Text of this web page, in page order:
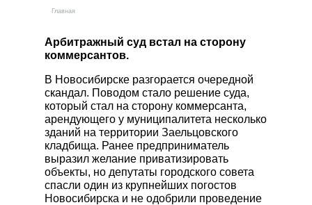
Новости
Учебный центр
Вакансии
Электронный паспорт захоронения
Личный кабинет
Заказать услугу
Вы здесь
Главная
Кремация
Залы прощания
Поминальные трапезные
Автотранспорт предприятия
Уход за местами захоронений
Прижизненный договор
КАТАЛОГ РИТУАЛЬНЫХ
ПРИНАДЛЕЖНОСТЕЙ
Арбитражный суд встал на сторону
коммерсантов.
В Новосибирске разгорается очередной
скандал. Поводом стало решение суда,
который стал на сторону коммерсанта,
арендующего у муниципалитета несколько
зданий на территории Заельцовского
кладбища. Ранее предприниматель
выразил желание приватизировать
объекты, но депутаты городского совета
спасли один из крупнейших погостов
Новосибирска и не одобрили проведение